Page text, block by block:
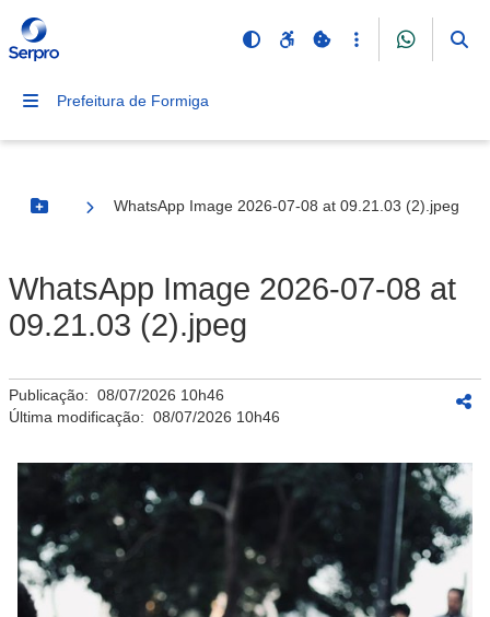
Prefeitura de Formiga
Botão Menu
WhatsApp Image 2026-07-08 at 09.21.03 (2).jpeg
WhatsApp Image 2026-07-08 at
09.21.03 (2).jpeg
Publicação: 08/07/2026 10h46
Última modificação: 08/07/2026 10h46